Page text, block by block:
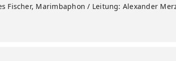
Fischer, Marimbaphon / Leitung: Alexander